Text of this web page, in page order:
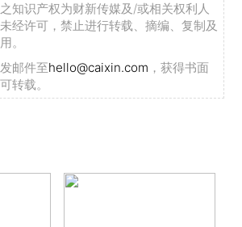
知识产权为财新传媒及/或相关权利人
经许可，禁止进行转载、摘编、复制及
。
邮件至hello@caixin.com ，获得书面
转载。